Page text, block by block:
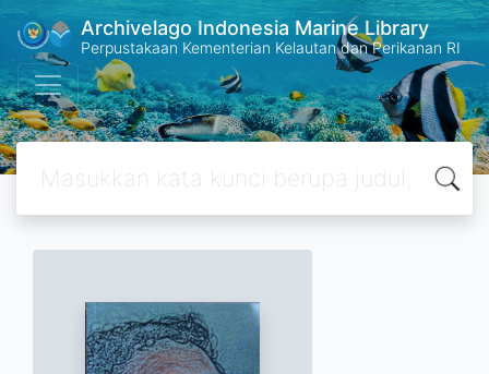
Archivelago Indonesia Marine Library
Perpustakaan Kementerian Kelautan dan Perikanan RI